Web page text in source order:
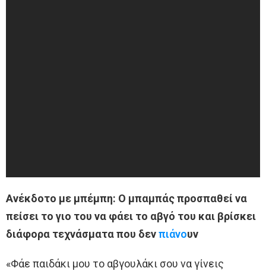
Ανέκδοτο με μπέμπη: Ο μπαμπάς προσπαθεί να
πείσει το γιο του να φάει το αβγό του και βρίσκει
διάφορα τεχνάσματα που δενπιάνουν
«Φάε παιδάκι μου το αβγουλάκι σου να γίνεις